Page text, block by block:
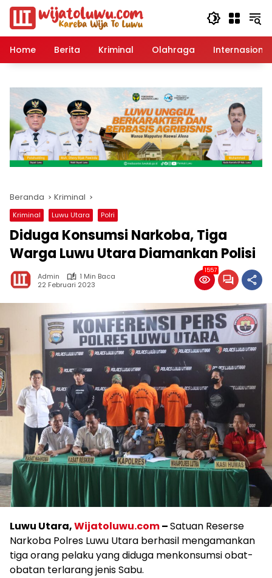
Langsung
konten
Home
Berita Kriminal Olahraga Internasional
Beranda Kriminal
Kriminal Luwu Utara Polri
Diduga Konsumsi Narkoba, Tiga
Warga Luwu Utara Diamankan Polisi
Admin
1 Min Baca
22 Februari 2023
1557
Luwu Utara,Wijatoluwu.com–Satuan Reserse
Narkoba Polres Luwu Utara berhasil mengamankan
tiga orang pelaku yang diduga menkonsumsi obat-
obatan terlarang jenis Sabu.